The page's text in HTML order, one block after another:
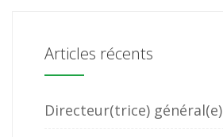
Articles récents
Directeur(trice) général(e)